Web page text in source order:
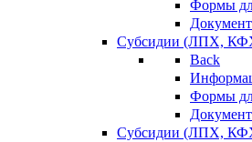
Формы
Субсидии (ЛПХ,
Back
Формы
Субсидии (ЛПХ,